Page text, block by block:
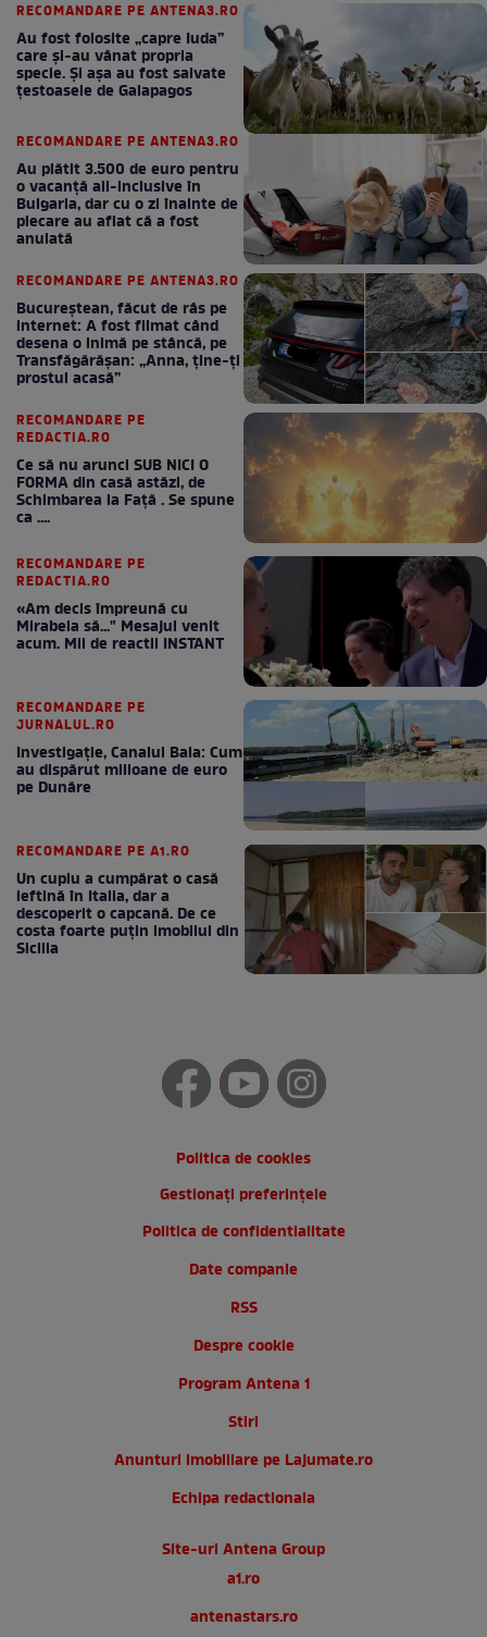
RECOMANDARE PE ANTENA3.RO
Au fost folosite „capre Iuda”
care și-au vânat propria
specie. Și așa au fost salvate
țestoasele de Galapagos
RECOMANDARE PE ANTENA3.RO
Au plătit 3.500 de euro pentru
o vacanță all-inclusive în
Bulgaria, dar cu o zi înainte de
plecare au aflat că a fost
anulată
RECOMANDARE PE ANTENA3.RO
Bucureștean, făcut de râs pe
internet: A fost filmat când
desena o inimă pe stâncă, pe
Transfăgărășan: „Anna, ține-ți
prostul acasă”
RECOMANDARE PE
REDACTIA.RO
Ce să nu arunci SUB NICI O
FORMA din casă astăzi, de
Schimbarea la Față . Se spune
ca ....
RECOMANDARE PE
REDACTIA.RO
«Am decis împreună cu
Mirabela să..." Mesajul venit
acum. Mii de reactii INSTANT
RECOMANDARE PE
JURNALUL.RO
Investigație, Canalul Bala: Cum
au dispărut milioane de euro
pe Dunăre
RECOMANDARE PE A1.RO
Un cuplu a cumpărat o casă
ieftină în Italia, dar a
descoperit o capcană. De ce
costa foarte puțin imobilul din
Sicilia
Politica de cookies
Gestionați preferințele
Politica de confidentialitate
Date companie
RSS
Despre cookie
Program Antena 1
Stiri
Anunturi imobiliare pe Lajumate.ro
Echipa redactionala
Site-uri Antena Group
a1.ro
antenastars.ro